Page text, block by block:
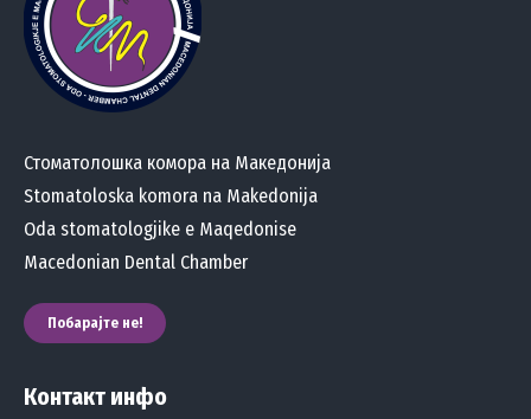
Стоматолошка комора на Македонија
Stomatoloska komora na Makedonija
Oda stomatologjike e Maqedonise
Macedonian Dental Chamber
Побарајте не!
Контакт инфо